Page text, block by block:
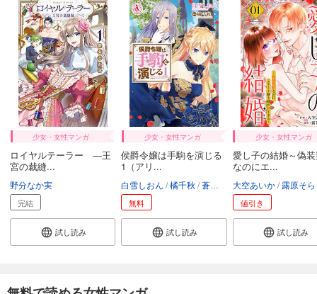
少女・女性マンガ
ロイヤルテーラー ―王
宮の裁縫...
野分なか実
完結
試し読み
少女・女性マンガ
侯爵令嬢は手駒を演じる
1（アリ...
白雪しおん 橘千秋 蒼崎律
無料
試し読み
少女・女性マンガ
愛し子の結婚～偽
なのにエ...
大空あいか 露原そら
値引き
試し読み